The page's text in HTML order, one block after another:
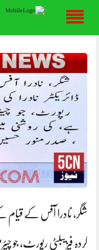
content
شگر، نادرا آفس کے قیام
کردہ فیزیبلٹی رپورٹ، جو